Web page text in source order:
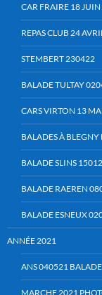
CAR FRAIRE 18
REPAS CLUB 24
STEMBERT 230422
BALADE TULTAY
CARS VIRTON 13
BALADES À
BALADE SLINS
BALADE RAEREN
BALADE ESNEUX
ANNÉE 2021
ANS 040521
MARCHE 2021